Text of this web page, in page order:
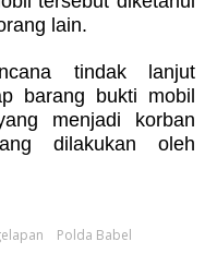
lain.
tindak lanjut
barang bukti mobil
menjadi korban
dilakukan oleh
Polda Babel